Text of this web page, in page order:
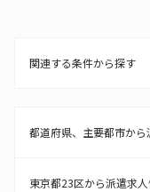
関連する条件から探す
都道府県、主要都市か
東京都23区から派遣求